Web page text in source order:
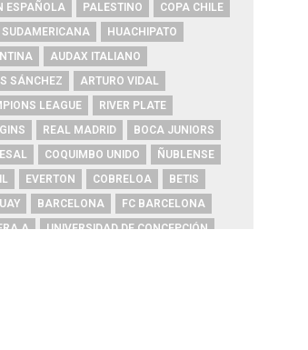
ESPAÑOLA
PALESTINO
COPA CHILE
SUDAMERICANA
HUACHIPATO
AUDAX ITALIANO
SÁNCHEZ
ARTURO VIDAL
LEAGUE
RIVER PLATE
REAL MADRID
BOCA JUNIORS
COQUIMBO UNIDO
ÑUBLENSE
EVERTON COBRELOA
BETIS
BARCELONA
FC BARCELONA
A
UNIVERSIDAD DE CONCEPCIÓN